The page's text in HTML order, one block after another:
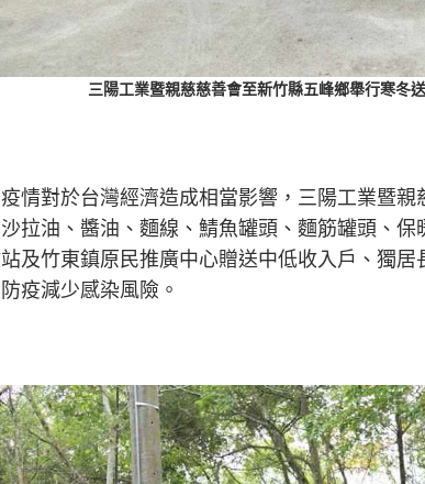
三陽工業暨親慈慈善會至新竹縣五峰鄉舉行寒冬
情對於台灣經濟造成相當影響，三陽工業暨
拉油、醬油、麵線、鯖魚罐頭、麵筋罐頭、
及竹東鎮原民推廣中心贈送中低收入戶、獨
疫減少感染風險。